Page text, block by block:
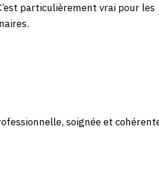
particulièrement vrai pour les
soignée et